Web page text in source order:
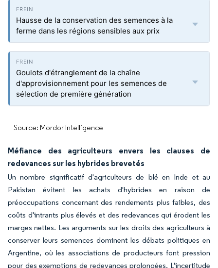
Hausse de la conservation des semences à la
ferme dans les régions sensibles aux prix
Goulots d'étranglement de la chaîne
d'approvisionnement pour les semences de
sélection de première génération
Source: Mordor Intelligence
Méfiance des agriculteurs envers les clauses de
redevances sur les hybrides brevetés
Un nombre significatif d'agriculteurs de blé en Inde et au
Pakistan évitent les achats d'hybrides en raison de
préoccupations concernant des rendements plus faibles, des
coûts d'intrants plus élevés et des redevances qui érodent les
marges nettes. Les arguments sur les droits des agriculteurs à
conserver leurs semences dominent les débats politiques en
Argentine, où les associations de producteurs font pression
pour des exemptions de redevances prolongées. L'incertitude